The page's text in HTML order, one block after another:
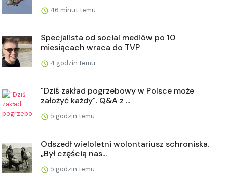
46 minut temu
Specjalista od social mediów po 10
miesiącach wraca do TVP
4 godzin temu
"Dziś zakład pogrzebowy w Polsce może
założyć każdy". Q&A z ...
5 godzin temu
Odszedł wieloletni wolontariusz schroniska.
„Był częścią nas...
5 godzin temu